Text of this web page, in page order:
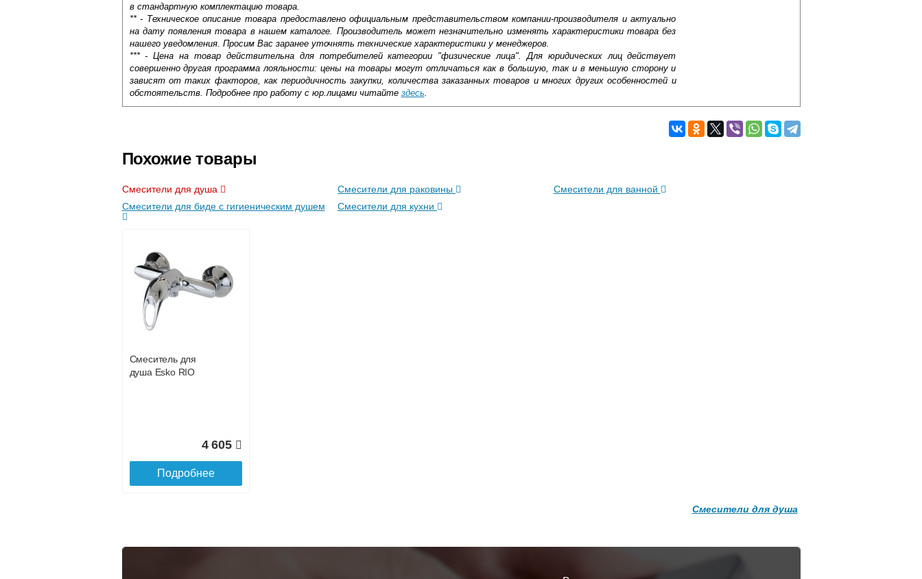
в стандартную комплектацию товара.
** - Техническое описание товара предоставлено официальным представительством компании-производителя и актуально
на дату появления товара в нашем каталоге. Производитель может незначительно изменять характеристики товара без
нашего уведомления. Просим Вас заранее уточнять технические характеристики у менеджеров.
*** - Цена на товар действительна для потребителей категории "физические лица". Для юридических лиц действует
совершенно другая программа лояльности: цены на товары могут отличаться как в большую, так и в меньшую сторону и
зависят от таких факторов, как периодичность закупки, количества заказанных товаров и многих других особенностей и
обстоятельств. Подробнее про работу с юр.лицами читайте здесь
Доставка сантехники по Москве и Московской области
Подъем на этаж.
услуга платная
возможность
Возможные способы оплаты:
Банковской картой на сайте в режиме реального времени
Банковской картой при получении товара как при доставке, так и самовывозом
Интернет-деньгами (Yandex-деньги, Web-money, Qiwi-кошельки и другие).
Похожие товары
Смесители для душа Смесители для раковины
Смесители для ванной
Смесители для биде с гигиеническим душем
Смесители для кухни
Смеситель для
душа Esko RIO
4 605
Подробнее
Смесители для душа